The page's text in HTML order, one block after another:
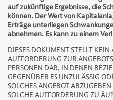
auf zukünftige Ergebnisse, die
können. Der Wert von
Erträge unterliegen
abnehmen. Es kann zu einem
DIESES DOKUMENT STELLT
AUFFORDERUNG ZUR
PERSONEN DAR, IN DENEN
GEGENÜBER ES UNZULÄSSIG
SOLCHES ANGEBOT
SOLCHE AUFFORDERUNG ZU